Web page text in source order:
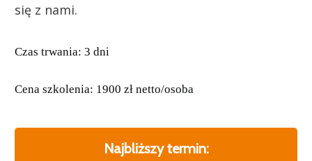
się z nami.
Czas trwania: 3 dni
Cena szkolenia: 1900 zł netto/osoba
Najbliższy termin: